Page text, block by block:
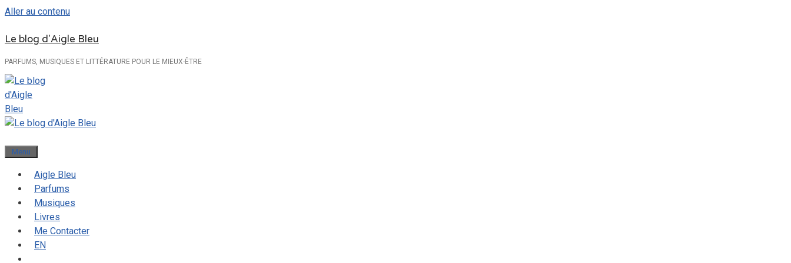
Aller au contenu
Le blog d'Aigle Bleu
PARFUMS, MUSIQUES ET LITTÉRATURE POUR LE MIEUX-ÊTRE
Menu
Aigle Bleu
Parfums
Musiques
Livres
Me Contacter
EN